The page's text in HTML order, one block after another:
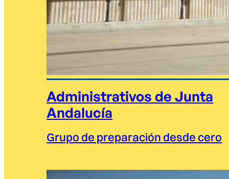
Administrativos de Junta
Andalucía
Grupo de preparación desde cero